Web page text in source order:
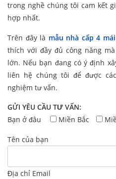
trong nghề chúng tôi cam kết
hợp nhất.
Trên đây là mẫu nhà cấp 4
thích với đầy đủ công năng
lớn. Nếu bạn đang có ý định
liên hệ chúng tôi để được
nghiệm tư vấn.
GỬI YÊU CẦU TƯ VẤN:
Bạn ở đâu
Miền Bắc
Tên của bạn
Địa chỉ Email